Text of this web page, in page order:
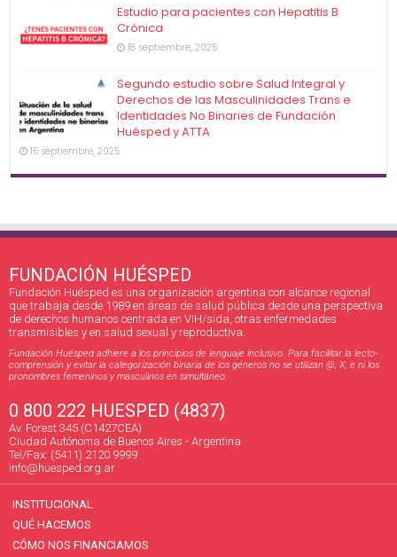
Estudio para pacientes con Hepatitis B
Crónica
18 septiembre, 2025
Segundo estudio sobre Salud Integral y
Derechos de las Masculinidades Trans e
Identidades No Binaries de Fundación
Huésped y ATTA
15 septiembre, 2025
FUNDACIÓN HUÉSPED
Fundación Huésped es una organización argentina con alcance regional
que trabaja desde 1989 en áreas de salud pública desde una perspectiva
de derechos humanos centrada en VIH/sida, otras enfermedades
transmisibles y en salud sexual y reproductiva.
Fundación Huésped adhiere a los principios de lenguaje inclusivo. Para facilitar la lecto-
comprensión y evitar la categorización binaria de los géneros no se utilizan @, X, e ni los
pronombres femeninos y masculinos en simultáneo.
0 800 222 HUESPED (4837)
Av. Forest 345 (C1427CEA)
Ciudad Autónoma de Buenos Aires - Argentina
Tel/Fax: (5411) 2120 9999
info@huesped.org.ar
INSTITUCIONAL
QUÉ HACEMOS
CÓMO NOS FINANCIAMOS